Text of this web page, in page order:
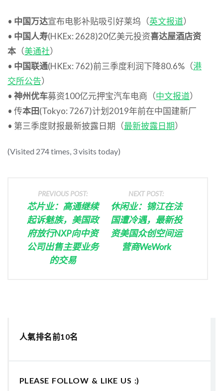
• 中国万达宣布电影补贴吸引好莱坞（英文报道）
• 中国人寿(HKEx: 2628)20亿美元投资喜达屋酒店资
本 （美通社）
• 中国联通(HKEx: 762)前三季度利润下降80.6%（港
交所公告）
• 神州优车募资100亿元押宝汽车电商（中文报道）
• 传本田(Tokyo: 7267)计划2019年前在中国建新厂
• 第三季度财报最新披露日期（最新披露日期）
(Visited 274 times, 3 visits today)
PREVIOUS POST:
芯片业：高通继续
起诉魅族，美国政
府放行NXP向中资
公司出售主要业务
的交易
NEXT POST:
休闲业：锦江在法
国遭冷遇，最新投
资美国众创空间运
营商WeWork
人氣排名前10名
PLEASE FOLLOW & LIKE US :)